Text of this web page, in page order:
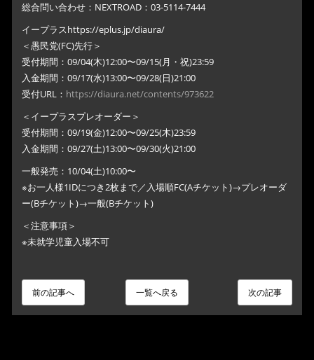
総合問い合わせ：NEXTROAD：03-5114-7444
イープラスhttps://eplus.jp/diaura/
＜愚民党(FC)先行＞
受付期間：09/04(木)12:00〜09/15(月・祝)23:59
入金期間：09/17(水)13:00〜09/28(日)21:00
受付URL： https://diaura.net/contents/973622
＜イープラスプレオーダー＞
受付期間：09/19(金)12:00〜09/25(木)23:59
入金期間：09/27(土)13:00〜09/30(火)21:00
一般発売：10/04(土)10:00〜
※お一人様1IDにつき2枚まで／入場順FC(Aチケット)→プレオーダ
ー(Bチケット)→一般(Bチケット)
＜注意事項＞
※未就学児童入場不可
次の記事
一覧へ戻る
前の記事へ